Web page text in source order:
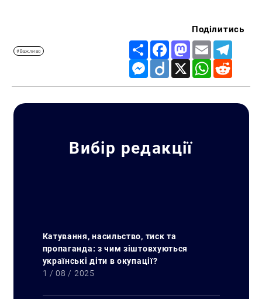
#Важливо
Поділитись
Share FacebookMastodon
Email
Messenger
Diigo X WhatsApp
Вибір редакції
Катування, насильство, тиск та
пропаганда: з чим зіштовхуються
українські діти в окупації?
1 / 08 / 2025